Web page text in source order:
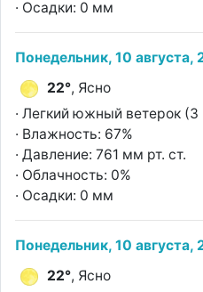
· Осадки: 0 мм
Понедельник, 10
22°, Ясно
· Легкий южный ветерок
· Влажность: 67%
· Давление: 761 мм рт. ст.
· Облачность: 0%
· Осадки: 0 мм
Понедельник, 10 августа,
22°, Ясно